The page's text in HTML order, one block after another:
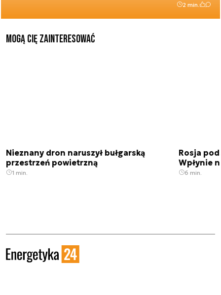
2 min.
Mogą Cię zainteresować
Nieznany dron naruszył bułgarską
przestrzeń powietrzną
1 min.
Rosja
Wpłynie
6 min.